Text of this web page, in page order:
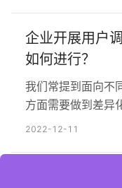
为此，我们就要采
代表性特征的抽样
企业开展用户
如何进行？
我们常提到面向不
方面需要做到差异
研究，因地制宜更
作呢？ 一、To B
2022-12-11
百科 | 和种子